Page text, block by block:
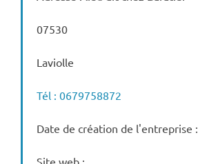
07530
Laviolle
Tél : 0679758872
Date de création de l'entreprise :
Site web :